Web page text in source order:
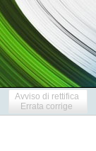
Avviso di rettifica
Errata corrige